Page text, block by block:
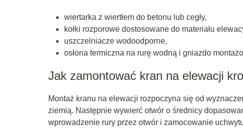
wiertarka z wiertłem do betonu lub cegły,
kołki rozporowe dostosowane do materiału
uszczelniacze wodoodporne,
osłona termiczna na rurę wodną i gniazdo
Jak zamontować kran na elewacji
Montaż kranu na elewacji rozpoczyna się od
ziemią. Następnie wywierć otwór o średnicy
wprowadzenie rury przez otwór i zamocowanie